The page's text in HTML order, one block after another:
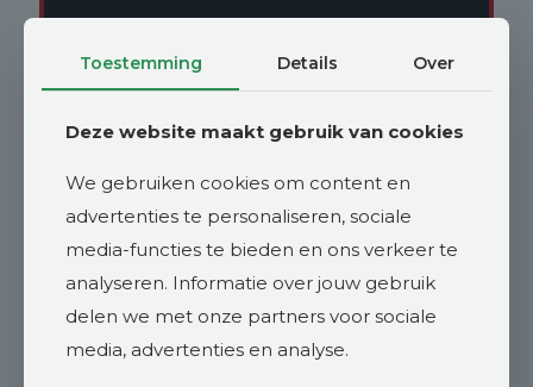
Neem contact op met Johan Vroege
WhatsApp
Toestemming Details Over
Deze website maakt gebruik van cookies
We gebruiken cookies om content en
advertenties te personaliseren, sociale
media-functies te bieden en ons verkeer te
analyseren. Informatie over jouw gebruik
delen we met onze partners voor sociale
media, advertenties en analyse.